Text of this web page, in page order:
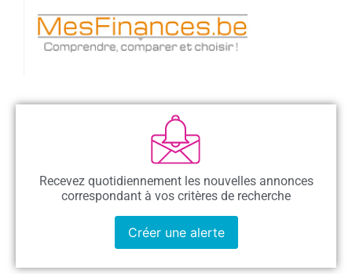
Recevez quotidiennement les nouvelles annonces
correspondant à vos critères de recherche
Créer une alerte